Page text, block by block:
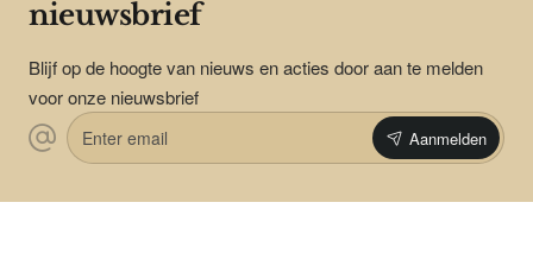
nieuwsbrief
Blijf op de hoogte van nieuws en acties door aan te melden
voor onze nieuwsbrief
Enter
email
Aanmelden